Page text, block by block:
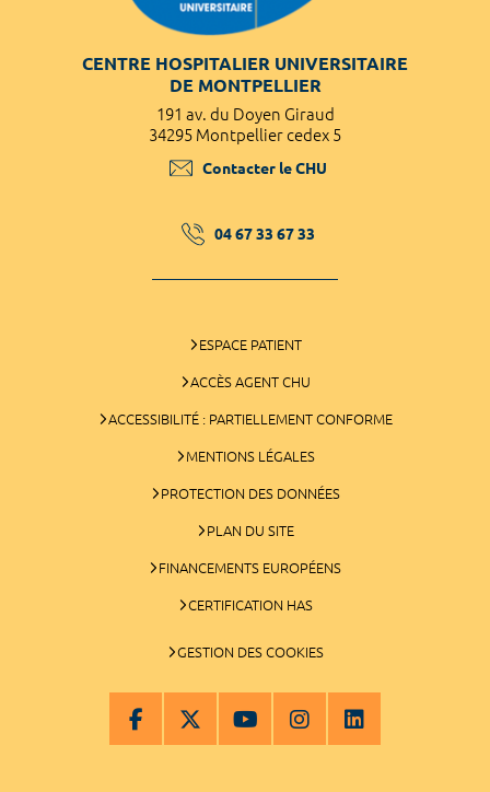
CENTRE HOSPITALIER UNIVERSITAIRE
DE MONTPELLIER
191 av. du Doyen Giraud
34295 Montpellier cedex 5
Contacter le CHU
04 67 33 67 33
ESPACE PATIENT
ACCÈS AGENT CHU
ACCESSIBILITÉ : PARTIELLEMENT CONFORME
MENTIONS LÉGALES
PROTECTION DES DONNÉES
PLAN DU SITE
FINANCEMENTS EUROPÉENS
CERTIFICATION HAS
GESTION DES COOKIES